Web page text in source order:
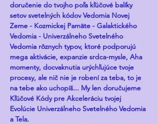
doručenie do tvojho poľa kľúčové balíky
setov svetelných kódov Vedomia Novej
Zeme - Kozmickej Pamäte - Galaktického
Vedomia - Univerzálneho Svetelného
Vedomia rôznych typov, ktoré podporujú
mega aktivácie, expanzie srdca-mysle, Aha
momenty, docvaknutia urýchľujúce tvoje
procesy, ale nič nie je robení za teba, to je
na tebe ako uchopíš... My len doručujeme
Kľúčové Kódy pre Akceleráciu tvojej
Evolúcie Univerzálneho Svetelného Vedomia
a Tela.